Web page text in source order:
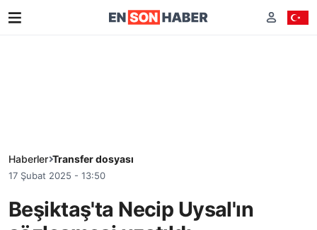
Haberler Transfer dosyası
17 Şubat 2025 - 13:50
Beşiktaş'ta Necip Uysal'ın